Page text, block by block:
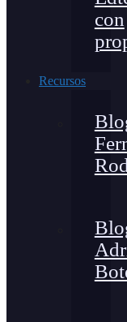
con
Recursos